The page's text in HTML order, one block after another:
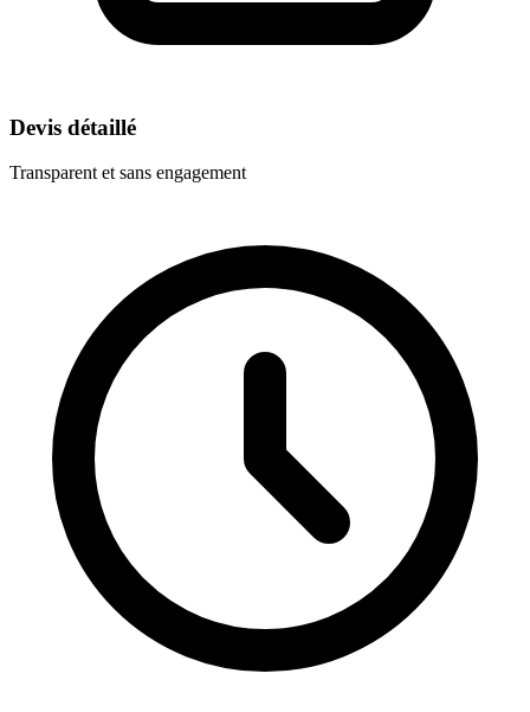
Devis détaillé
Transparent et sans engagement